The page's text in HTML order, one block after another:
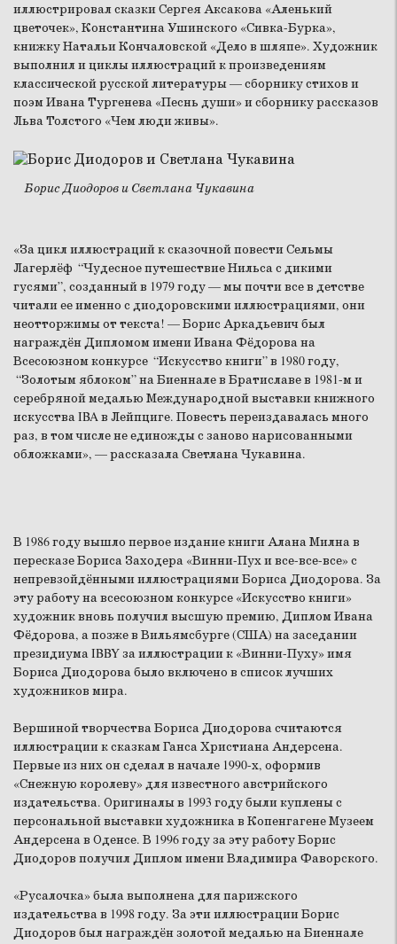
иллюстрировал сказки Сергея Аксакова «Аленький
цветочек», Константина Ушинского «Сивка-Бурка»,
книжку Натальи Кончаловской «Дело в шляпе». Художник
выполнил и циклы иллюстраций к произведениям
классической русской литературы — сборнику стихов и
поэм Ивана Тургенева «Песнь души» и сборнику рассказов
Льва Толстого «Чем люди живы».
Борис Диодоров и Светлана Чукавина
«За цикл иллюстраций к сказочной повести Сельмы
Лагерлёф “Чудесное путешествие Нильса с дикими
гусями”, созданный в 1979 году — мы почти все в детстве
читали ее именно с диодоровскими иллюстрациями, они
неотторжимы от текста! — Борис Аркадьевич был
награждён Дипломом имени Ивана Фёдорова на
Всесоюзном конкурсе “Искусство книги” в 1980 году,
“Золотым яблоком” на Биеннале в Братиславе в 1981-м и
серебряной медалью Международной выставки книжного
искусства IBA в Лейпциге. Повесть переиздавалась много
раз, в том числе не единожды с заново нарисованными
обложками», — рассказала Светлана Чукавина.
В 1986 году вышло первое издание книги Алана Милна в
пересказе Бориса Заходера «Винни-Пух и все-все-все» с
непревзойдёнными иллюстрациями Бориса Диодорова. За
эту работу на всесоюзном конкурсе «Искусство книги»
художник вновь получил высшую премию, Диплом Ивана
Фёдорова, а позже в Вильямсбурге (США) на заседании
президиума IBBY за иллюстрации к «Винни-Пуху» имя
Бориса Диодорова было включено в список лучших
художников мира.
Вершиной творчества Бориса Диодорова считаются
иллюстрации к сказкам Ганса Христиана Андерсена.
Первые из них он сделал в начале 1990-х, оформив
«Снежную королеву» для известного австрийского
издательства. Оригиналы в 1993 году были куплены с
персональной выставки художника в Копенгагене Музеем
Андерсена в Оденсе. В 1996 году за эту работу Борис
Диодоров получил Диплом имени Владимира Фаворского.
«Русалочка» была выполнена для парижского
издательства в 1998 году. За эти иллюстрации Борис
Диодоров был награждён золотой медалью на Биеннале